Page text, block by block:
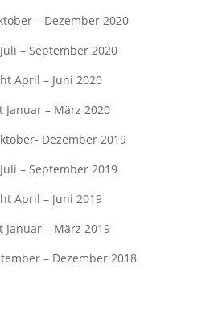
– Dezember 2020
– September 2020
April – Juni 2020
Januar – März 2020
Dezember 2019
– September 2019
April – Juni 2019
Januar – März 2019
– Dezember 2018